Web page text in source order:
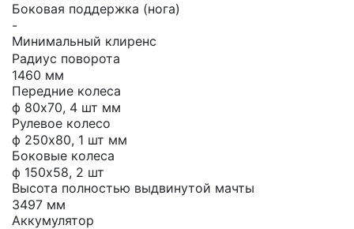
Боковая поддержка (нога)
-
Минимальный клиренс
Радиус поворота
1460 мм
Передние колеса
ф 80х70, 4 шт мм
Рулевое колесо
ф 250х80, 1 шт мм
Боковые колеса
ф 150х58, 2 шт
Высота полностью выдвинутой мачты
3497 мм
Аккумулятор